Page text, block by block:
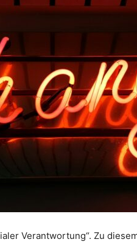
Verantwortung“. Zu